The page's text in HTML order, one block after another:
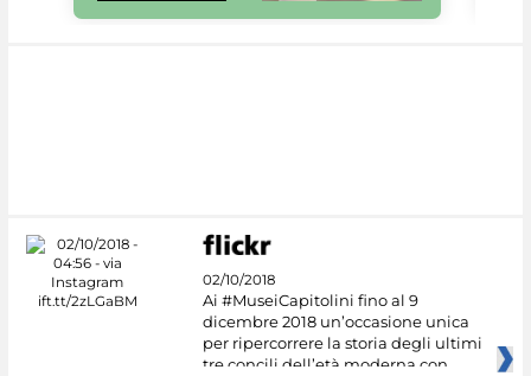
02/10/2018
Ai #MuseiCapitolini fino al 9
dicembre 2018 un’occasione unica
per ripercorrere la storia degli ultimi
tre concili dell’età moderna con